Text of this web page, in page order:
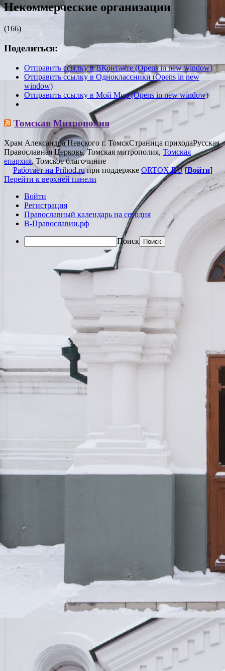
Некоммерческие организации
(166)
Поделиться:
Отправить ссылку в ВКонтакте (Opens in new window)
Отправить ссылку в Одноклассники (Opens in new
window)
Отправить ссылку в Мой Мир (Opens in new window)
Томская Митрополия
Храм Александра Невского г. ТомскСтраница приходаРусская
Православная Церковь, Томская митрополия, Томская
епархия, Томское благочиние
Работает на Prihod.ruпри поддержке ORTOX.RU[Войти]
Перейти к верхней панели
Войти
Регистрация
Православный календарь на сегодня
В-Православии.рф
Поиск